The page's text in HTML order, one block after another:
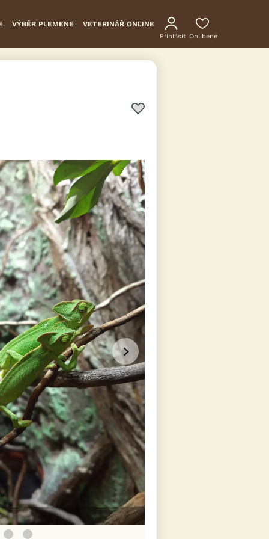
VÝBĚR PLEMENE VETERINÁŘ ONLINE
Přihlásit Oblíbené